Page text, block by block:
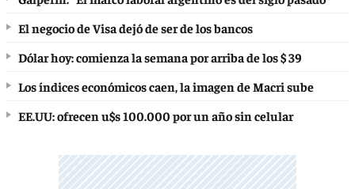
El negocio de Visa dejó de ser de los bancos
Dólar hoy: comienza la semana por arriba de los $ 39
Los índices económicos caen, la imagen de Macri sube
EE.UU: ofrecen u$s 100.000 por un año sin celular